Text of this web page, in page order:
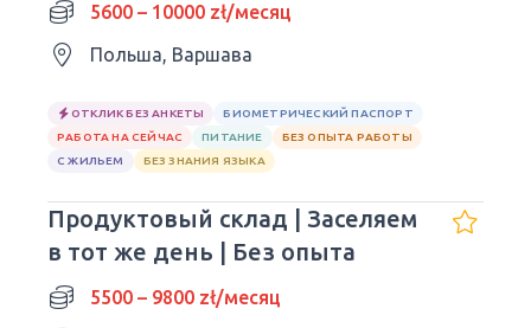
5600 – 10000 zł/месяц
Польша, Варшава
ОТКЛИК БЕЗ АНКЕТЫ
БИОМЕТРИЧЕСКИЙ ПАСПОРТ
РАБОТА НА СЕЙЧАС
ПИТАНИЕ
БЕЗ ОПЫТА РАБОТЫ
С ЖИЛЬЕМ
БЕЗ ЗНАНИЯ ЯЗЫКА
Продуктовый склад | Заселяем
в тот же день | Без опыта
5500 – 9800 zł/месяц